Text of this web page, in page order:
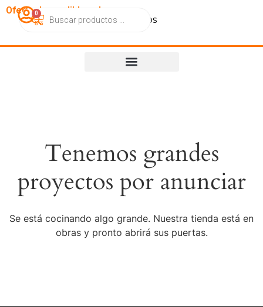
OfertasImperdibles.cl
CatálogoContactoNosotros
0
Tenemos grandes
proyectos por anunciar
Se está cocinando algo grande. Nuestra tienda está en
obras y pronto abrirá sus puertas.